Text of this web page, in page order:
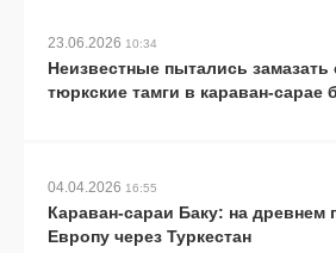
23.06.2026 10:34
Неизвестные пытались
тюркские тамги в караван-сарае
04.04.2026 16:55
Караван-сараи Баку: на древнем
Европу через Туркестан